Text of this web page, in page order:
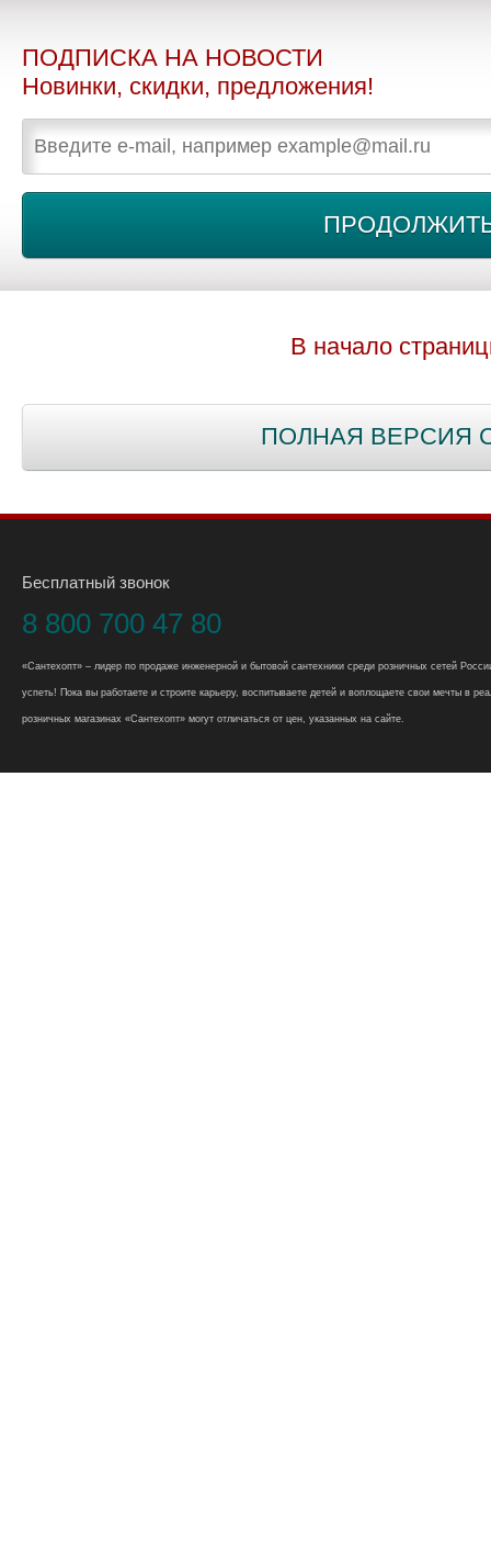
ПОДПИСКА НА НОВОСТИ
Новинки, скидки, предложения!
В начало
ПОЛНАЯ ВЕРСИЯ
Бесплатный звонок
8 800 700 47 80
«Сантехопт» – лидер по продаже инженерной и бытовой сантехники среди розничных сетей
успеть! Пока вы работаете и строите карьеру, воспитываете детей и воплощаете свои мечты в
розничных магазинах «Сантехопт» могут отличаться от цен, указанных на сайте.